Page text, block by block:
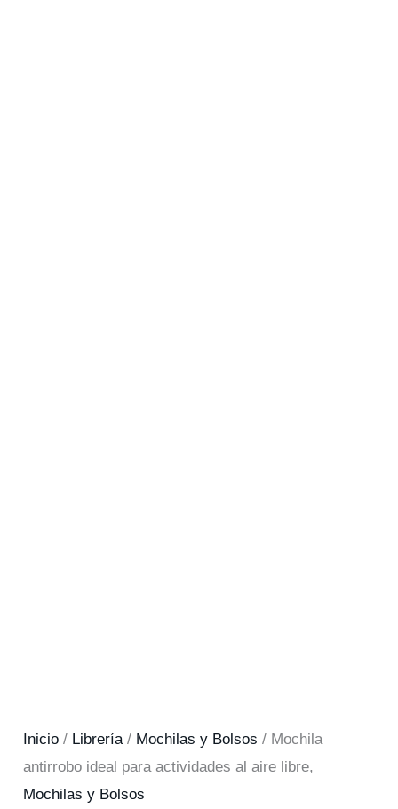
Inicio / Librería/ Mochilas y Bolsos / Mochila
antirrobo ideal para actividades al aire libre,
Mochilas y Bolsos